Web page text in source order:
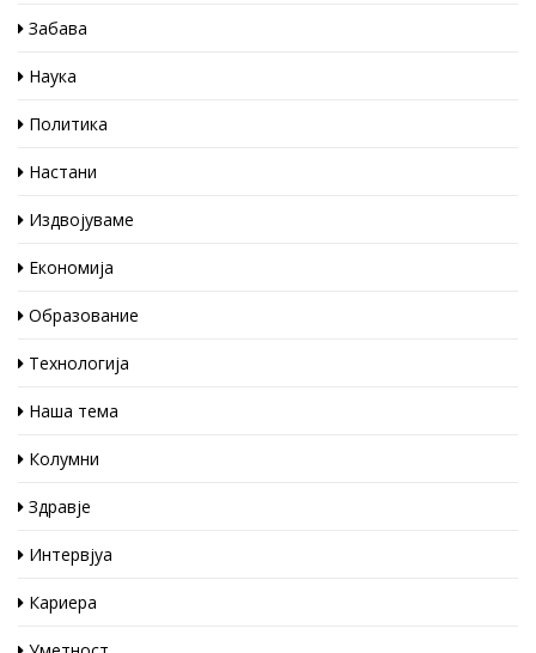
Забава
Наука
Политика
Настани
Издвојуваме
Економија
Образование
Технологија
Наша тема
Колумни
Здравје
Интервјуа
Кариера